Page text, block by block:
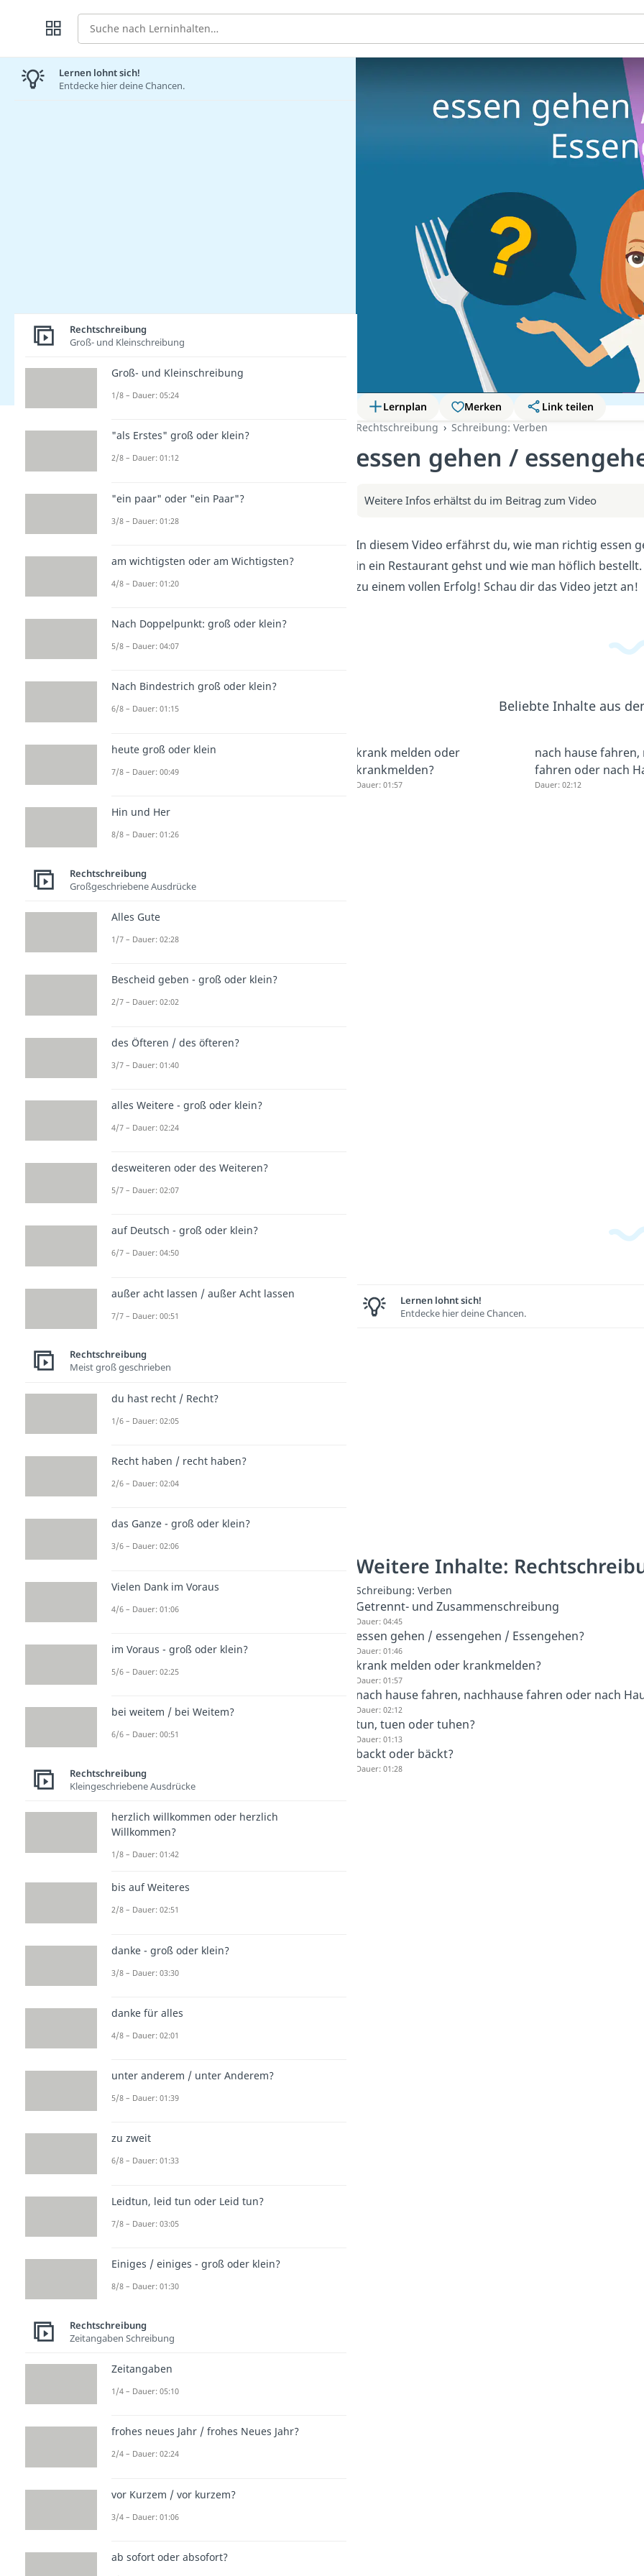
Suche
Lernplan Merken
Link teilen
Rechtschreibung
Schreibung: Verben
essen gehen /
Weitere Infos erhältst du im Beitrag zum Video
In diesem Video erfährst du, wie man richtig essen
in ein Restaurant gehst und wie man höflich
zu einem vollen Erfolg! Schau dir das Video jetzt an!
Beliebte Inhalte aus
krank melden oder
krankmelden?
Dauer: 01:57
nach hause fahren,
fahren oder nach
Dauer: 02:12
Lernen lohnt sich!
Entdecke hier deine Chancen.
Weitere Inhalte:
Schreibung: Verben
Getrennt- und Zusammenschreibung
Dauer: 04:45
essen gehen / essengehen / Essengehen?
Dauer: 01:46
krank melden oder krankmelden?
Dauer: 01:57
nach hause fahren, nachhause fahren oder nach
Dauer: 02:12
tun, tuen oder tuhen?
Dauer: 01:13
backt oder bäckt?
Dauer: 01:28
Lernen lohnt sich!
Entdecke hier deine Chancen.
Rechtschreibung
Groß- und Kleinschreibung
Groß- und Kleinschreibung
1/8 – Dauer: 05:24
"als Erstes" groß oder klein?
2/8 – Dauer: 01:12
"ein paar" oder "ein Paar"?
3/8 – Dauer: 01:28
am wichtigsten oder am Wichtigsten?
4/8 – Dauer: 01:20
Nach Doppelpunkt: groß oder klein?
5/8 – Dauer: 04:07
Nach Bindestrich groß oder klein?
6/8 – Dauer: 01:15
heute groß oder klein
7/8 – Dauer: 00:49
Hin und Her
8/8 – Dauer: 01:26
Rechtschreibung
Großgeschriebene Ausdrücke
Alles Gute
1/7 – Dauer: 02:28
Bescheid geben - groß oder klein?
2/7 – Dauer: 02:02
des Öfteren / des öfteren?
3/7 – Dauer: 01:40
alles Weitere - groß oder klein?
4/7 – Dauer: 02:24
desweiteren oder des Weiteren?
5/7 – Dauer: 02:07
auf Deutsch - groß oder klein?
6/7 – Dauer: 04:50
außer acht lassen / außer Acht lassen
7/7 – Dauer: 00:51
Rechtschreibung
Meist groß geschrieben
du hast recht / Recht?
1/6 – Dauer: 02:05
Recht haben / recht haben?
2/6 – Dauer: 02:04
das Ganze - groß oder klein?
3/6 – Dauer: 02:06
Vielen Dank im Voraus
4/6 – Dauer: 01:06
im Voraus - groß oder klein?
5/6 – Dauer: 02:25
bei weitem / bei Weitem?
6/6 – Dauer: 00:51
Rechtschreibung
Kleingeschriebene Ausdrücke
herzlich willkommen oder herzlich
Willkommen?
1/8 – Dauer: 01:42
bis auf Weiteres
2/8 – Dauer: 02:51
danke - groß oder klein?
3/8 – Dauer: 03:30
danke für alles
4/8 – Dauer: 02:01
unter anderem / unter Anderem?
5/8 – Dauer: 01:39
zu zweit
6/8 – Dauer: 01:33
Leidtun, leid tun oder Leid tun?
7/8 – Dauer: 03:05
Einiges / einiges - groß oder klein?
8/8 – Dauer: 01:30
Rechtschreibung
Zeitangaben Schreibung
Zeitangaben
1/4 – Dauer: 05:10
frohes neues Jahr / frohes Neues Jahr?
2/4 – Dauer: 02:24
vor Kurzem / vor kurzem?
3/4 – Dauer: 01:06
ab sofort oder absofort?